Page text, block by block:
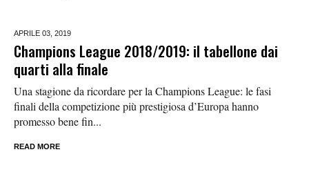
APRILE 03, 2019
Champions League 2018/2019: il tabellone dai
quarti alla finale
Una stagione da ricordare per la Champions League: le fasi
finali della competizione più prestigiosa d’Europa hanno
promesso bene fin...
READ MORE